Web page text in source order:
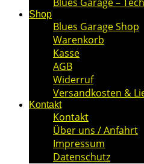
Shop
Blues Garage Shop
Warenkorb
Kasse
AGB
Widerruf
Versandkosten &
Kontakt
Kontakt
Über uns / Anfahrt
Impressum
Datenschutz